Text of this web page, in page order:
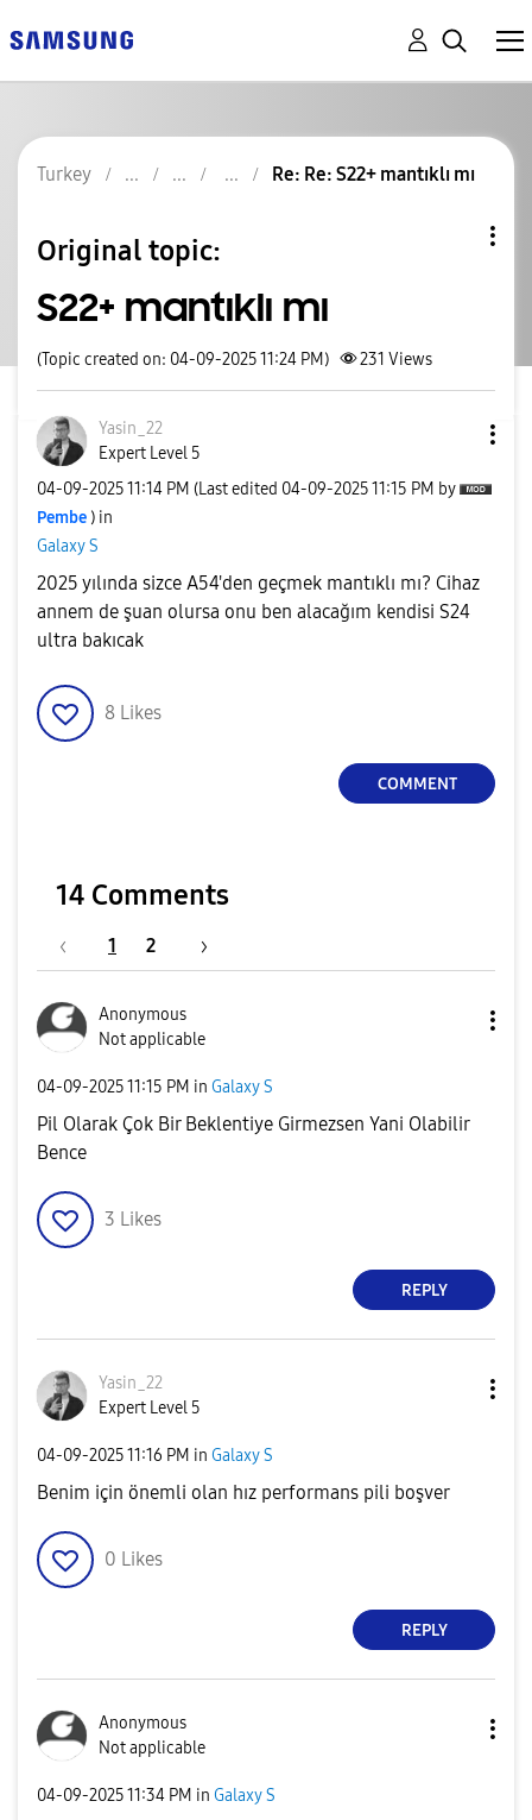
Turkey Re: Re: S22+ mantıklı mı
Original topic:
S22+ mantıklı mı
(Topic created on: 04-09-2025 11:24 PM) 231 Views
Yasin_22
Expert Level 5
‎04-09-202511:14 PM (Last edited ‎04-09-202511:15 PM by
Pembe ) in
Galaxy S
2025 yılında sizce A54'den geçmek mantıklı mı? Cihaz
annem de şuan olursa onu ben alacağım kendisi S24
ultra bakıcak
8 Likes
COMMENT
14 Comments
1 2
Anonymous
Not applicable
‎04-09-202511:15 PM in Galaxy S
Pil Olarak Çok Bir Beklentiye Girmezsen Yani Olabilir
Bence
3 Likes
REPLY
Yasin_22
Expert Level 5
‎04-09-202511:16 PM in Galaxy S
Benim için önemli olan hız performans pili boşver
0 Likes
REPLY
Anonymous
Not applicable
‎04-09-202511:34 PM in Galaxy S